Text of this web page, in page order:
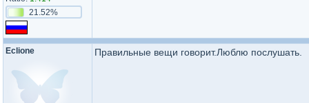
21.52%
Eclione Правильные вещи говорит.Люблю послушать.